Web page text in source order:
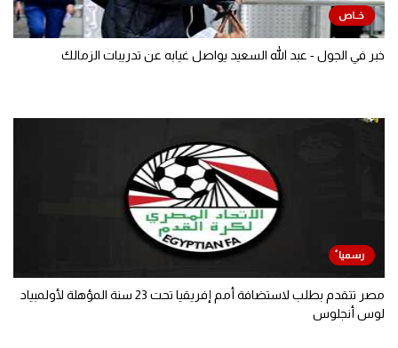
خبر في الجول - عبد الله السعيد يواصل غيابه عن تدريبات الزمالك
مصر تتقدم بطلب لاستضافة أمم إفريقيا تحت 23 سنة المؤهلة لأولمبياد
لوس أنجلوس